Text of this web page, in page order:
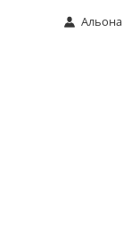
Альона